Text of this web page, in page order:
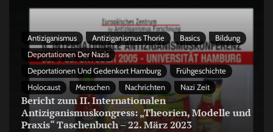
Antiziganismus Antiziganismus Thorie Basics
Bildung
Deportationen Der Nazis
Deportationen Und Gedenkort Hamburg
Frühgeschichte
Holocaust
Menschen Nachrichten Nazi Zeit
Bericht zum II. Internationalen
Antiziganismuskongress: „Theorien, Modelle und
Praxis“ Taschenbuch – 22. März 2023